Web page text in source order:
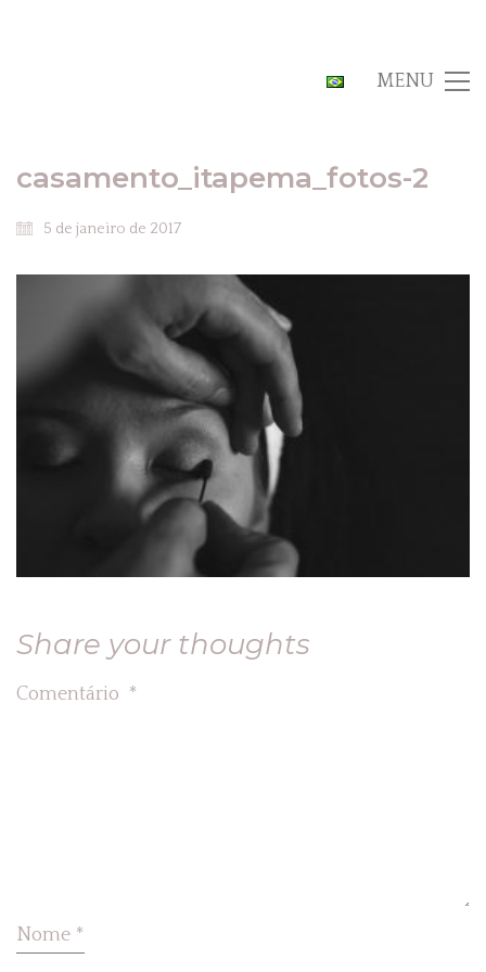
MENU
casamento_itapema_fotos-2
5 de janeiro de 2017
Share your thoughts
Comentário *
Nome *